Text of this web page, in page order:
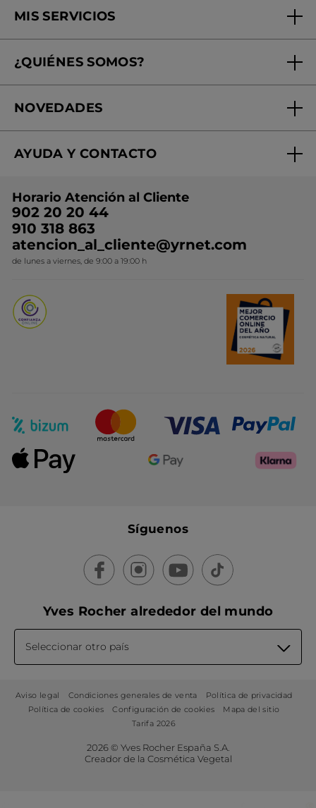
MIS SERVICIOS
Tratamientos de Belleza
Mi club Yves Rocher
¿QUIÉNES SOMOS?
¿Quiénes somos?
Nuestros compromisos
Conviértete en Franquiciada
NOVEDADES
Rebajas
Ideas de Regalo
Colección Monoi
Novedades del mes
AYUDA Y CONTACTO
Contacto
Horario Atención al Cliente
902 20 20 44
910 318 863
atencion_al_cliente@yrnet.com
de lunes a viernes, de 9:00 a 19:00 h
Síguenos
Yves Rocher alrededor del mundo
Seleccionar otro país
Aviso legal Condiciones generales de venta
Política de privacidad
Política de cookies
Configuración de cookies
Mapa del sitio
Tarifa 2026
2026 © Yves Rocher España S.A.
Creador de la Cosmética Vegetal